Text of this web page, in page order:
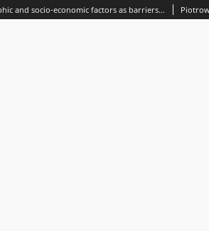
Demographic and socio-economic factors as barriers to robo-advisory acceptance in Poland